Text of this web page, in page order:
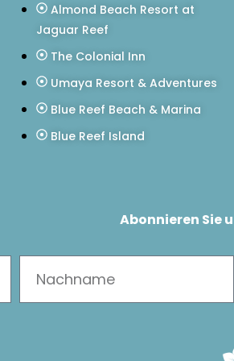
Almond Beach Resort at
Jaguar Reef
The Colonial Inn
Umaya Resort & Adventures
Blue Reef Beach & Marina
Blue Reef Island
Abonnieren Sie